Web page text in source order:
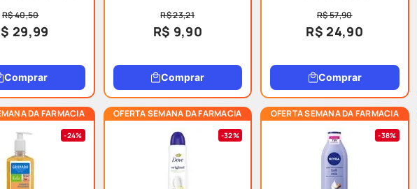
R$ 40,50
29,99
Comprar
R$ 23,21
R$ 9,90
Comprar
R$ 57,90
R$ 24,90
Comprar
DA FARMACIA
24%
OFERTA SEMANA DA FARMACIA
32%
OFERTA SEMANA DA FARMACIA
38%